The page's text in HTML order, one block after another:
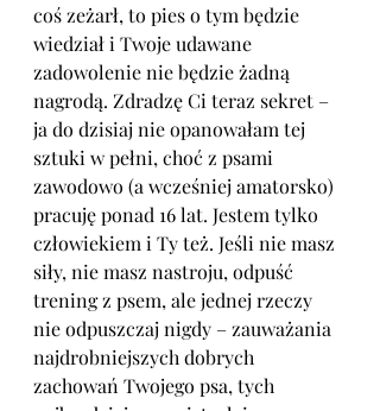
coś zeżarł, to pies o tym będzie
wiedział i Twoje udawane
zadowolenie nie będzie żadną
nagrodą. Zdradzę Ci teraz sekret –
ja do dzisiaj nie opanowałam tej
sztuki w pełni, choć z psami
zawodowo (a wcześniej amatorsko)
pracuję ponad 16 lat. Jestem tylko
człowiekiem i Ty też. Jeśli nie masz
siły, nie masz nastroju, odpuść
trening z psem, ale jednej rzeczy
nie odpuszczaj nigdy – zauważania
najdrobniejszych dobrych
zachowań Twojego psa, tych